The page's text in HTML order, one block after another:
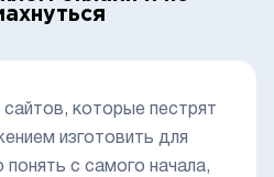
сайтов, которые пестрят
изготовить для
с самого начала,